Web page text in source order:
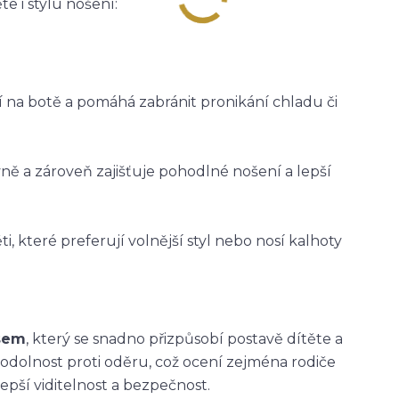
i stylu nošení:
botě a pomáhá zabránit pronikání chladu či
a zároveň zajišťuje pohodlné nošení a lepší
které preferují volnější styl nebo nosí kalhoty
, který se snadno přizpůsobí postavě dítěte a
proti oděru, což ocení zejména rodiče
viditelnost a bezpečnost.